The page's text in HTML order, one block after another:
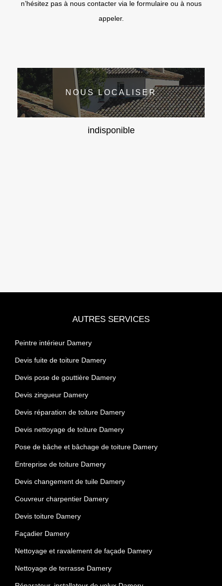
n’hésitez pas à nous contacter via le formulaire ou à nous
appeler.
NOUS LOCALISER
indisponible
AUTRES SERVICES
Peintre intérieur Damery
Devis fuite de toiture Damery
Devis pose de gouttière Damery
Devis zingueur Damery
Devis réparation de toiture Damery
Devis nettoyage de toiture Damery
Pose de bâche et bâchage de toiture Damery
Entreprise de toiture Damery
Devis changement de tuile Damery
Couvreur charpentier Damery
Devis toiture Damery
Façadier Damery
Nettoyage et ravalement de façade Damery
Nettoyage de terrasse Damery